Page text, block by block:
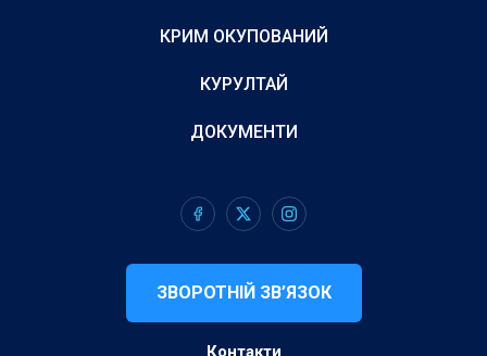
КРИМ ОКУПОВАНИЙ
КУРУЛТАЙ
ДОКУМЕНТИ
ЗВОРОТНІЙ ЗВ’ЯЗОК
Контакти